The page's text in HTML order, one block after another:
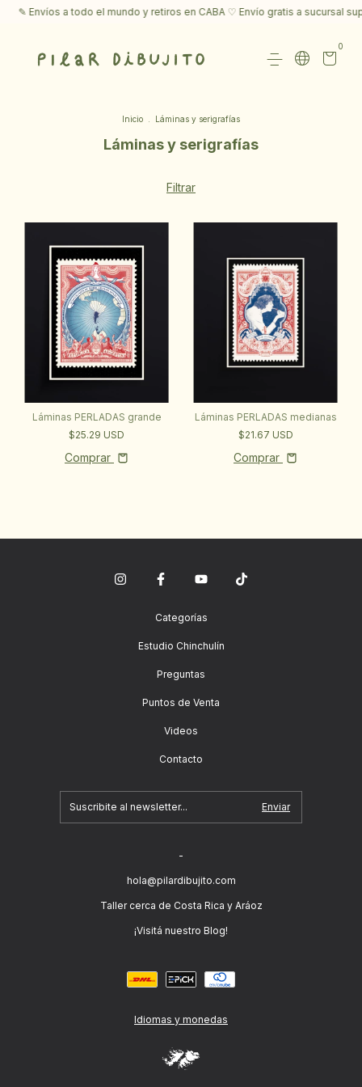
✎ Envíos a todo el mundo y retiros en CABA ♡ Envío gratis a sucursal
0
Inicio Láminas y serigrafías
Láminas y serigrafías
Filtrar
Láminas PERLADAS grande
$25.29 USD
Comprar
Láminas PERLADAS medianas
$21.67 USD
Comprar
Categorías
Estudio Chinchulín
Preguntas
Puntos de Venta
Videos
Contacto
-
hola@pilardibujito.com
Taller cerca de Costa Rica y Aráoz
¡Visitá nuestro Blog!
Idiomas y monedas